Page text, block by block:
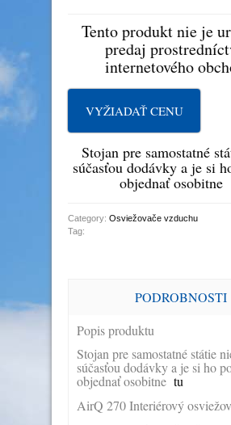
Tento produkt nie je
predaj
internetového
VYŽIADAŤ CENU
Stojan pre samostatné
súčasťou dodávky a je si
objednať osobitne
Category: Osviežovače vzduchu
Tag:
PODROBNOSTI
Popis produktu
Stojan pre samostatné státie
súčasťou dodávky a je si ho
objednať osobitne tu
AirQ 270 Interiérový